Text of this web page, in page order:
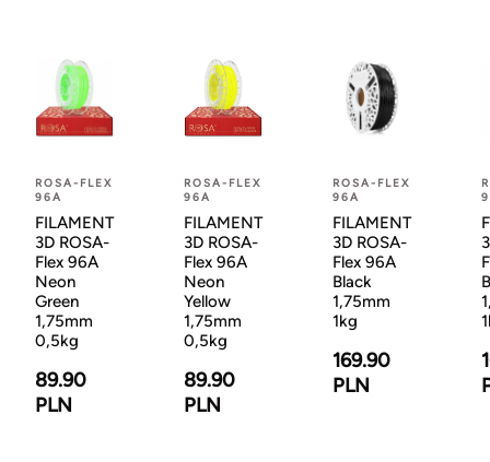
ROSA-FLEX
96A
FILAMENT
3D ROSA-
Flex 96A
Neon
Green
1,75mm
0,5kg
89.90
PLN
ROSA-FLEX
96A
FILAMENT
3D ROSA-
Flex 96A
Neon
Yellow
1,75mm
0,5kg
89.90
PLN
ROSA-FLEX
96A
FILAMENT
3D ROSA-
Flex 96A
Black
1,75mm
1kg
169.90
PLN